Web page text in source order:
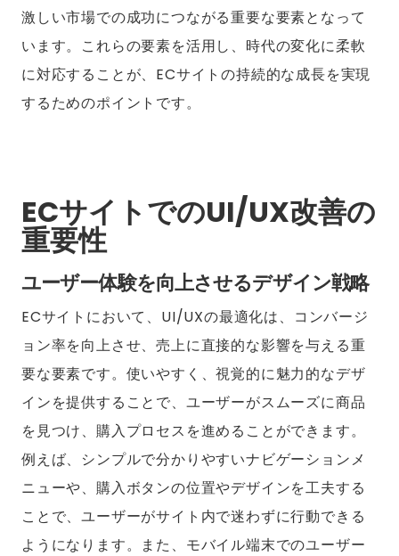
激しい市場での成功につながる重要な要素となって
います。これらの要素を活用し、時代の変化に柔軟
に対応することが、ECサイトの持続的な成長を実現
するためのポイントです。
ECサイトでのUI/UX改善の
重要性
ユーザー体験を向上させるデザイン戦略
ECサイトにおいて、UI/UXの最適化は、コンバージ
ョン率を向上させ、売上に直接的な影響を与える重
要な要素です。使いやすく、視覚的に魅力的なデザ
インを提供することで、ユーザーがスムーズに商品
を見つけ、購入プロセスを進めることができます。
例えば、シンプルで分かりやすいナビゲーションメ
ニューや、購入ボタンの位置やデザインを工夫する
ことで、ユーザーがサイト内で迷わずに行動できる
ようになります。また、モバイル端末でのユーザー